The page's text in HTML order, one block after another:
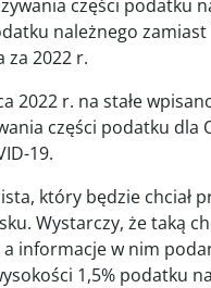
części podatku
należnego
za 2022 r.
2022 r. na stałe
części podatku dla
19.
który będzie chciał
Wystarczy, że taką
a informacje w nim
1,5% podatku